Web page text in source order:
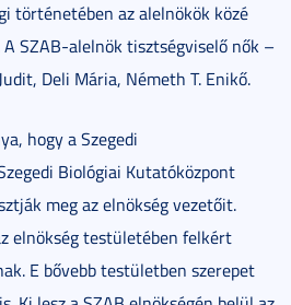
történetében az alelnökök közé
SZAB-alelnök tisztségviselő nők –
Deli Mária, Németh T. Enikő.
hogy a Szegedi
Biológiai Kutatóközpont
meg az elnökség vezetőit.
elnökség testületében felkért
E bővebb testületben szerepet